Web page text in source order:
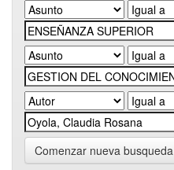
Comenzar nueva busqueda